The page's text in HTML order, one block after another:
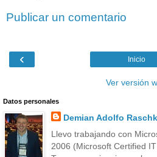
Publicar un comentario
‹ Inicio
Ver versión
Datos personales
Demian Adolfo
Llevo trabajando con
2006 (Microsoft Certified